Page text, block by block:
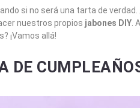
si no será una tarta de verdad.
nuestros propios jabones DIY.
¡Vamos allá!
DE